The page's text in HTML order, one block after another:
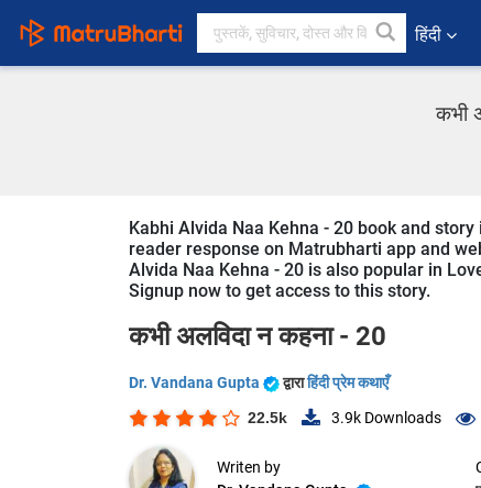
हिंदी
कभी
Kabhi Alvida Naa Kehna - 20 book and
reader response on Matrubharti app and
Alvida Naa Kehna - 20 is also popular in
Signup now to get access to this story.
कभी अलविदा न कहना - 20
Dr. Vandana Gupta द्वाराहिंदी प्रेम कथाएँ
22.5k 3.9k Downloads
Writen by